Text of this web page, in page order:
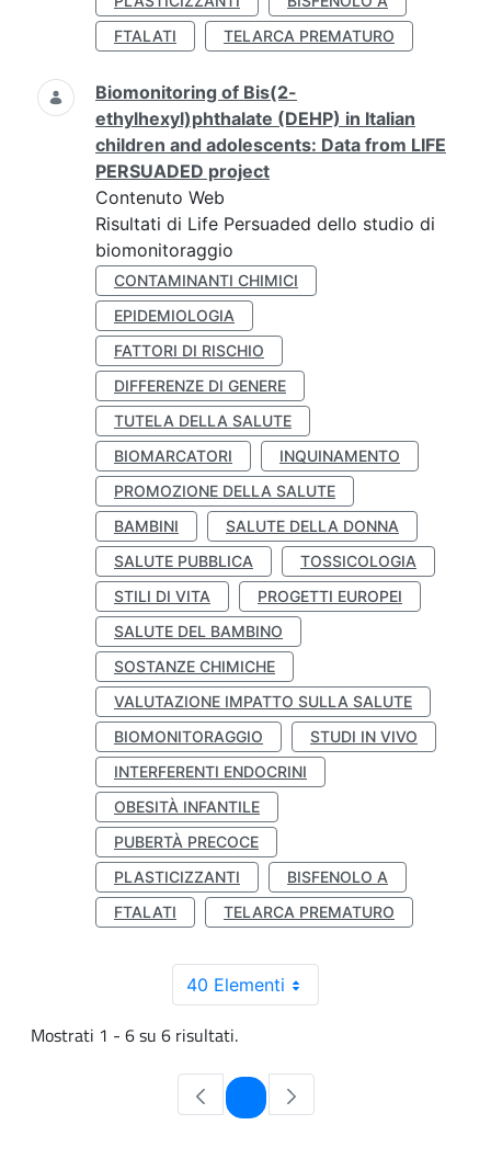
FTALATI
TELARCA PREMATURO
Biomonitoring of Bis(2-
ethylhexyl)phthalate (DEHP) in Italian
children and adolescents: Data from LIFE
PERSUADED project
Contenuto Web
Risultati di Life Persuaded dello studio di
biomonitoraggio
CONTAMINANTI CHIMICI
EPIDEMIOLOGIA
FATTORI DI RISCHIO
DIFFERENZE DI GENERE
TUTELA DELLA SALUTE
BIOMARCATORI
INQUINAMENTO
PROMOZIONE DELLA SALUTE
BAMBINI
SALUTE DELLA DONNA
SALUTE PUBBLICA
TOSSICOLOGIA
STILI DI VITA
PROGETTI EUROPEI
SALUTE DEL BAMBINO
SOSTANZE CHIMICHE
VALUTAZIONE IMPATTO SULLA SALUTE
BIOMONITORAGGIO
STUDI IN VIVO
INTERFERENTI ENDOCRINI
OBESITÀ INFANTILE
PUBERTÀ PRECOCE
PLASTICIZZANTI
BISFENOLO A
FTALATI
TELARCA PREMATURO
40 Elementi
Mostrati 1 - 6 su 6 risultati.
Pagina